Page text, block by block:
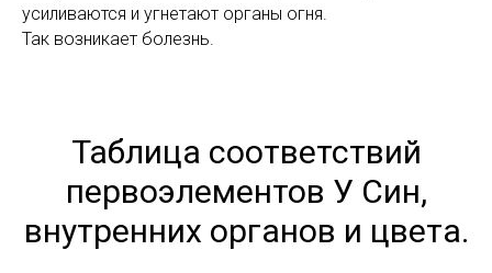
усиливаются и угнетают органы огня.
Так возникает болезнь.
Таблица соответствий
первоэлементов У Син,
внутренних органов и цвета.